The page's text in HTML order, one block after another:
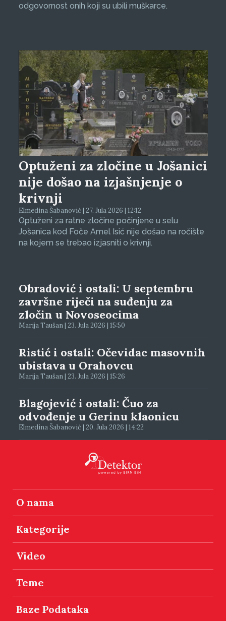
odgovornost onih koji su ubili muškarce.
Optuženi za zločine u Jošanici
nije došao na izjašnjenje o
krivnji
Elmedina Šabanović | 27. Jula 2026 | 12:12
Optuženi za ratne zločine počinjene u selu
Jošanica kod Foče Amel Isić nije došao na ročište
na kojem se trebao izjasniti o krivnji.
Obradović i ostali: U septembru
završne riječi na suđenju za
zločin u Novoseocima
Marija Taušan | 23. Jula 2026 | 15:50
Ristić i ostali: Očevidac masovnih
ubistava u Orahovcu
Marija Taušan | 23. Jula 2026 | 15:26
Blagojević i ostali: Čuo za
odvođenje u Gerinu klaonicu
Elmedina Šabanović | 20. Jula 2026 | 14:22
O nama
Kategorije
Video
Teme
Baze Podataka